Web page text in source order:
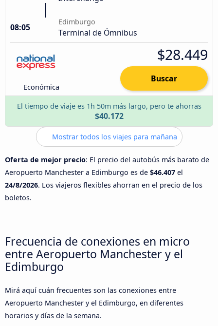
08:05
Edimburgo
Terminal de Ómnibus
Económica
$28.449
Buscar
El tiempo de viaje es 1h 50m más largo, pero te ahorras
$40.172
Mostrar todos los viajes para mañana
Oferta de mejor precio: El precio del autobús más barato de
Aeropuerto Manchester a Edimburgo es de $46.407 el
24/8/2026. Los viajeros flexibles ahorran en el precio de los
boletos.
Frecuencia de conexiones en micro
entre Aeropuerto Manchester y el
Edimburgo
Mirá aquí cuán frecuentes son las conexiones entre
Aeropuerto Manchester y el Edimburgo, en diferentes
horarios y días de la semana.